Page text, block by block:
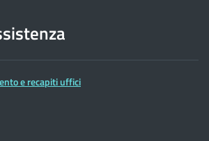
e recapiti uffici